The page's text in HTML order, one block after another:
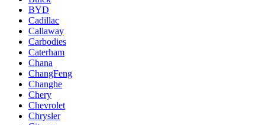
BYD
Cadillac
Callaway
Carbodies
Caterham
Chana
ChangFeng
Changhe
Chery
Chevrolet
Chrysler